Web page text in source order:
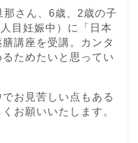
さん、6歳、2歳の子
目妊娠中）に「日本
講座を受講。カンタ
ためたいと思ってい
お見苦しい点もある
お願いいたします。